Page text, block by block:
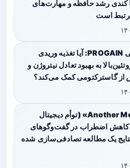
کندی رشد حافظه و مهارت‌های
است
۱۷
طرح‌آزمایی PROGAIN: آیا تغذیه وریدی
به بهبود تعادل نیتروژن و
از گاسترکتومی کمک می‌کند؟
۱۷
فناوری «Another Me» (توأم دیجیتال
کاهش اضطراب در گفت‌وگوهای
یک مطالعه تصادفی‌سازی شده
۱۷